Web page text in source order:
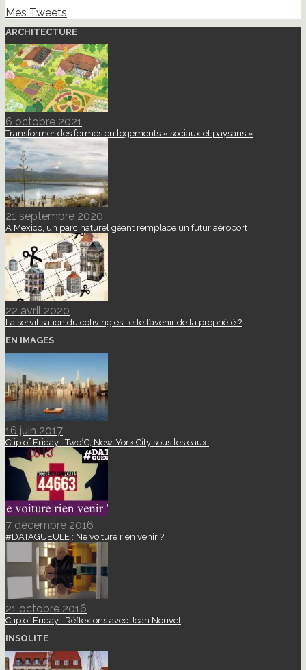
Mes Tweets
ARCHITECTURE
6 octobre 2021
Transformer des fermes en logements « sociaux et paysans »
21 septembre 2020
A Mexico, un parc naturel géant remplace un futur aéroport
22 avril 2020
La servitisation du coliving est-elle l’avenir de la propriété ?
EN IMAGES
16 juin 2017
Clip of Friday : Two°C, New-York City sous les eaux.
7 décembre 2016
#DATAGUEULE : Ne voiture rien venir ?
21 octobre 2016
Clip of Friday : Réflexions avec Jean Nouvel
INSOLITE